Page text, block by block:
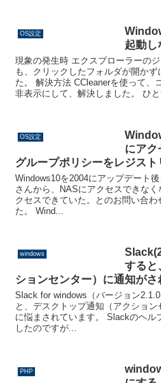
OS設定
起動し
現象の発生時 エクスプローラーの
も、クリックしたフォルダが開か
た。 解決方法 CCleanerを使って、
非表示にして、解決しました。 ひ
OS設定
にアク
グループポリシーをレジスト
Windows10を2004にアップデート
さんから、NASにアクセスできな
クセスできていた。とのお問い合
た。 Wind...
windows
すると
ションセンター）に通知がさ
Slack for windows（バージョン
と、デスクトップ通知（アクショ
に悩まされています。 Slackのヘル
したのですが...
PHP